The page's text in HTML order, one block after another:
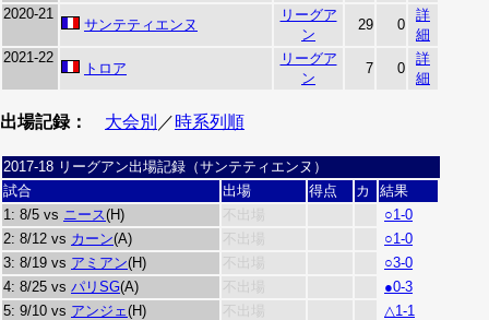
2020-21
サンテティエンヌ
リーグア
ン
29 0
詳
細
2021-22
トロア
リーグア
ン
7 0
詳
細
出場記録： 大会別 ／時系列順
2017-18 リーグアン出場記録（サンテティエンヌ）
試合
出場 得点 カ
結果
1: 8/5 vs ニース(H) 不出場
○1-0
2: 8/12 vs カーン(A) 不出場
○1-0
3: 8/19 vs アミアン(H) 不出場
○3-0
4: 8/25 vs パリSG(A) 不出場
●0-3
5: 9/10 vs アンジェ(H) 不出場
△1-1